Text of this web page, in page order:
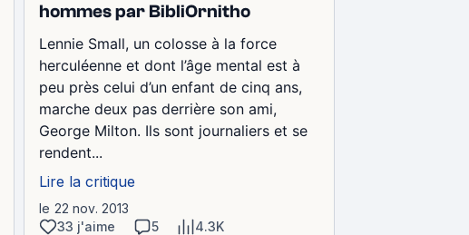
hommes par BibliOrnitho
Lennie Small, un colosse à la force
herculéenne et dont l’âge mental est à
peu près celui d’un enfant de cinq ans,
marche deux pas derrière son ami,
George Milton. Ils sont journaliers et se
rendent...
Lire la critique
le 22 nov. 2013
33 j'aime
5 4.3K